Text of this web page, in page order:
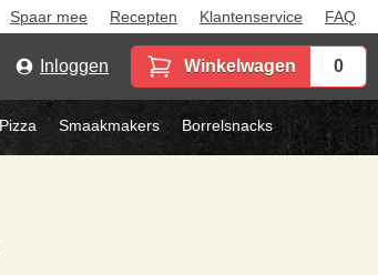
Spaar mee Recepten Klantenservice FAQ
Inloggen Winkelwagen 0
Pizza Smaakmakers Borrelsnacks